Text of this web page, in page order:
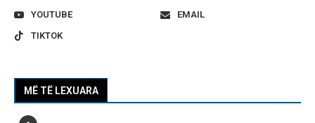
YOUTUBE
EMAIL
TIKTOK
MË TË LEXUARA